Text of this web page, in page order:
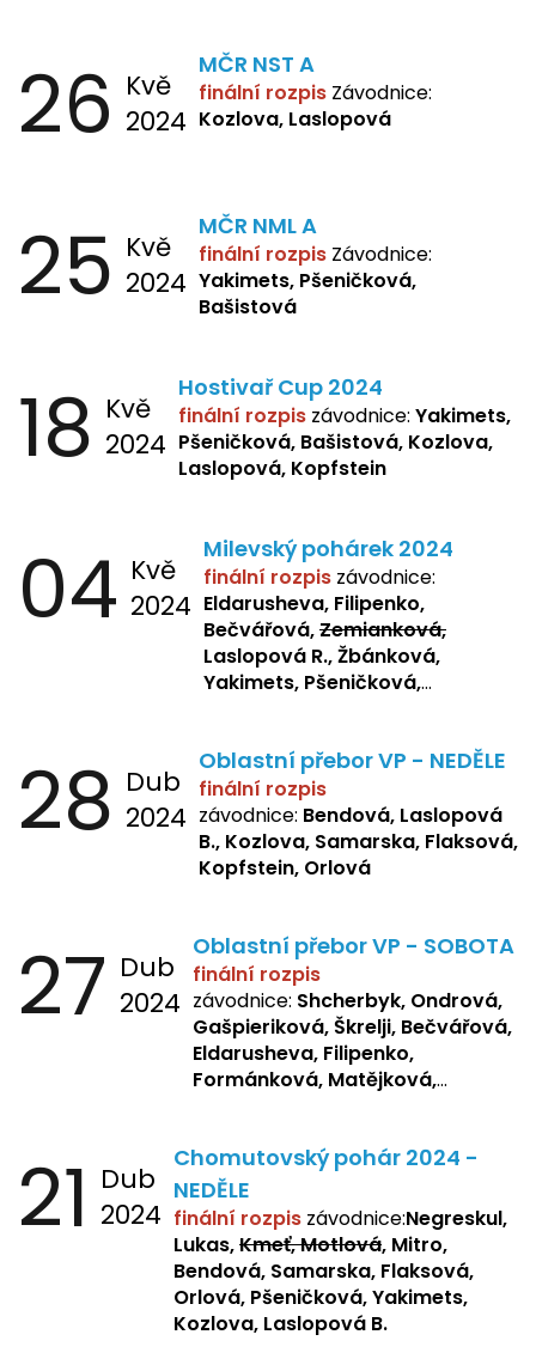
26 Kvě
2024
MČR NST A
finální rozpis Závodnice:
Kozlova, Laslopová
25 Kvě
2024
MČR NML A
finální rozpis Závodnice:
Yakimets, Pšeničková,
Bašistová
18 Kvě
2024
Hostivař Cup 2024
finální rozpis závodnice: Yakimets,
Pšeničková, Bašistová, Kozlova,
Laslopová, Kopfstein
04 Kvě
2024
Milevský pohárek 2024
finální rozpis závodnice:
Eldarusheva, Filipenko,
Bečvářová,Zemianková,
Laslopová R., Žbánková,
Yakimets, Pšeničková,
28 Dub
2024
Oblastní přebor VP - NEDĚLE
finální rozpis
závodnice: Bendová, Laslopová
B., Kozlova, Samarska, Flaksová,
Kopfstein, Orlová
27 Dub
2024
Oblastní přebor VP - SOBOTA
finální rozpis
závodnice: Shcherbyk, Ondrová,
Gašpieriková, Škrelji, Bečvářová,
Eldarusheva, Filipenko,
Formánková, Matějková,
Sochorová, Repetska, Lukas,
Negreskul, Mitro
21 Dub
2024
Chomutovský pohár 2024 -
NEDĚLE
finální rozpis závodnice:Negreskul,
Lukas,Kmeť, Motlová, Mitro,
Bendová, Samarska, Flaksová,
Orlová, Pšeničková, Yakimets,
Kozlova, Laslopová B.